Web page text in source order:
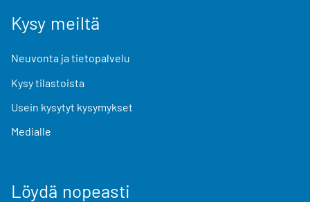
Kysy meiltä
Neuvonta ja tietopalvelu
Kysy tilastoista
Usein kysytyt kysymykset
Medialle
Löydä nopeasti